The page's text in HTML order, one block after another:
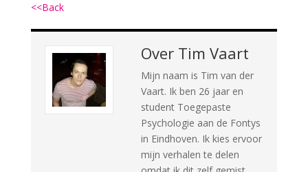
<<Back
Over Tim Vaart
Mijn naam is Tim van der
Vaart. Ik ben 26 jaar en
student Toegepaste
Psychologie aan de Fontys
in Eindhoven. Ik kies ervoor
mijn verhalen te delen